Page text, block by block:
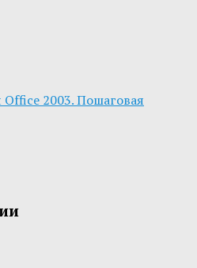
2003. Пошаговая